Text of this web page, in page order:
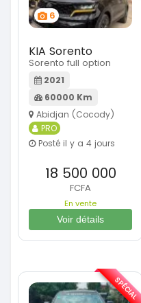
6
KIA Sorento
Sorento full option
2021
60000 Km
Abidjan (Cocody)
PRO
Posté il y a 4 jours
18 500 000
FCFA
En vente
Voir détails
SPÉCIAL